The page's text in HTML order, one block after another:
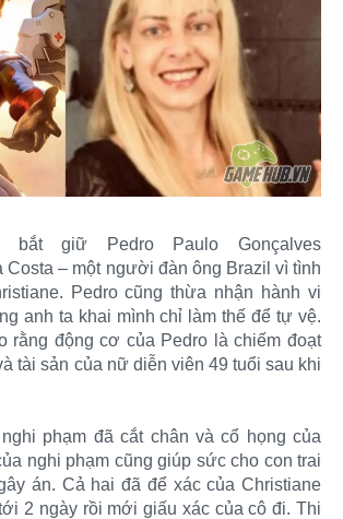
giữ Pedro Paulo Gonçalves
Costa – một người đàn ông Brazil vì tình
Pedro cũng thừa nhận hành vi
anh ta khai mình chỉ làm thế để tự vệ.
rằng động cơ của Pedro là chiếm đoạt
tài sản của nữ diễn viên 49 tuổi sau khi
phạm đã cắt chân và cổ họng của
nghi phạm cũng giúp sức cho con trai
án. Cả hai đã để xác của Christiane
2 ngày rồi mới giấu xác của cô đi. Thi